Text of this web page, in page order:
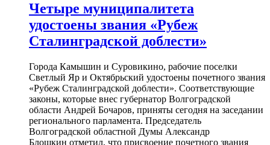
Четыре муниципалитета
удостоены звания «Рубеж
Сталинградской доблести»
Города Камышин и Суровикино, рабочие поселки
Светлый Яр и Октябрьский удостоены почетного звания
«Рубеж Сталинградской доблести». Соответствующие
законы, которые внес губернатор Волгоградской
области Андрей Бочаров, приняты сегодня на заседании
регионального парламента. Председатель
Волгоградской областной Думы Александр
Блошкин отметил, что присвоение почетного звания